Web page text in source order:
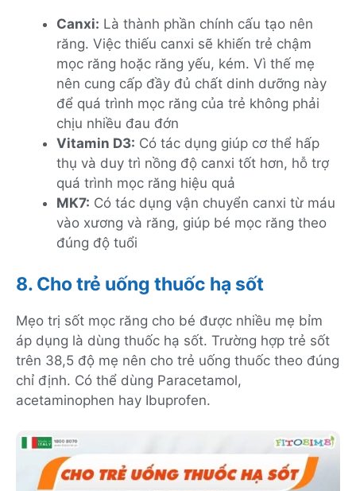
Canxi: Là thành phần chính cấu tạo nên
răng. Việc thiếu canxi sẽ khiến trẻ chậm
mọc răng hoặc răng yếu, kém. Vì thế mẹ
nên cung cấp đầy đủ chất dinh dưỡng này
để quá trình mọc răng của trẻ không phải
chịu nhiều đau đớn
Vitamin D3: Có tác dụng giúp cơ thể hấp
thụ và duy trì nồng độ canxi tốt hơn, hỗ trợ
quá trình mọc răng hiệu quả
MK7: Có tác dụng vận chuyển canxi từ máu
vào xương và răng, giúp bé mọc răng theo
đúng độ tuổi
8. Cho trẻ uống thuốc hạ sốt
Mẹo trị sốt mọc răng cho bé được nhiều mẹ bỉm
áp dụng là dùng thuốc hạ sốt. Trường hợp trẻ sốt
trên 38,5 độ mẹ nên cho trẻ uống thuốc theo đúng
chỉ định. Có thể dùng Paracetamol,
acetaminophen hay Ibuprofen.